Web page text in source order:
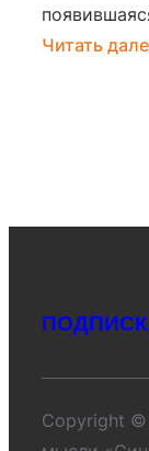
Читать
Copyright ©